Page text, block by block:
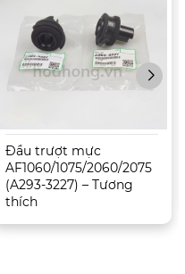
Đầu trượt mực
AF1060/1075/2060/2075
(A293-3227) – Tương
thích